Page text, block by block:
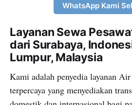
WhatsApp Kami
Layanan Sewa
dari Surabaya,
Lumpur, Malaysia
Kami adalah penyedia layanan
terpercaya yang menyediakan